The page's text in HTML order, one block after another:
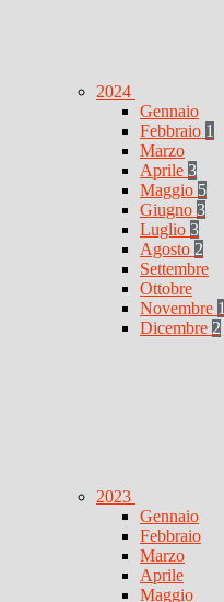
2024
Gennaio
Febbraio 1
Marzo
Aprile 3
Maggio 5
Giugno 3
Luglio 3
Agosto 2
Settembre
Ottobre
Novembre 1
Dicembre 2
2023
Gennaio
Febbraio
Marzo
Aprile
Maggio